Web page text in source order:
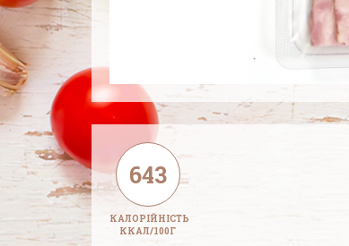
643
КАЛОРІЙНІСТЬ
ККАЛ/100Г